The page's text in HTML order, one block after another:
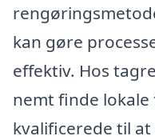
kan gøre
effektiv. Hos
nemt finde
kvalificerede til